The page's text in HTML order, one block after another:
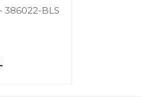
386022-BLS